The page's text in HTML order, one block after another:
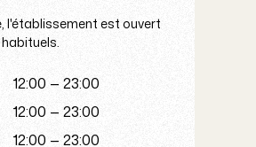
l'établissement est ouvert
12:00 — 23:00
12:00 — 23:00
12:00 — 23:00